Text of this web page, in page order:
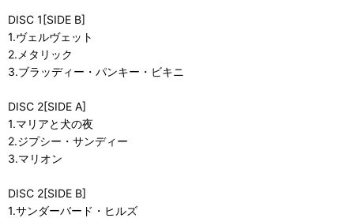
DISC 1[SIDE B]
1.ヴェルヴェット
2.メタリック
3.ブラッディー・パンキー・ビキニ
DISC 2[SIDE A]
1.マリアと犬の夜
2.ジプシー・サンディー
3.マリオン
DISC 2[SIDE B]
1.サンダーバード・ヒルズ